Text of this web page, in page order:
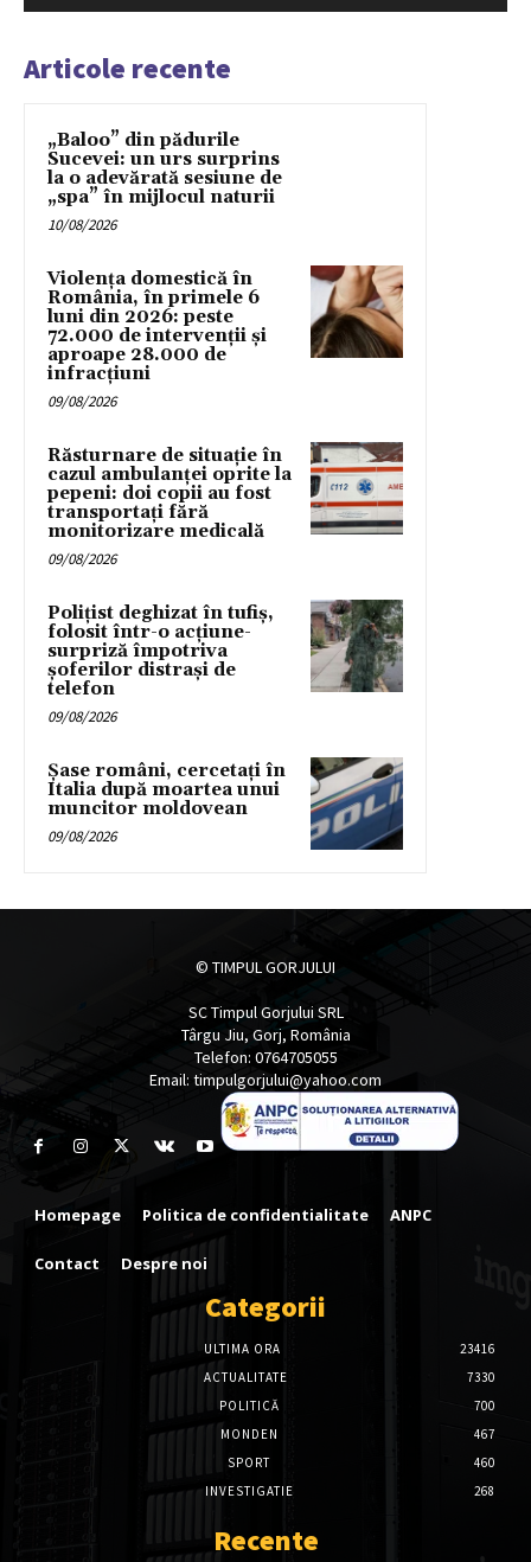
Articole recente
„Baloo” din pădurile
Sucevei: un urs surprins
la o adevărată sesiune de
„spa” în mijlocul naturii
10/08/2026
Violența domestică în
România, în primele 6
luni din 2026: peste
72.000 de intervenții și
aproape 28.000 de
infracțiuni
09/08/2026
Răsturnare de situație în
cazul ambulanței oprite la
pepeni: doi copii au fost
transportați fără
monitorizare medicală
09/08/2026
Polițist deghizat în tufiș,
folosit într-o acțiune-
surpriză împotriva
șoferilor distrași de
telefon
09/08/2026
Șase români, cercetați în
Italia după moartea unui
muncitor moldovean
09/08/2026
© TIMPUL GORJULUI
SC Timpul Gorjului SRL
Târgu Jiu, Gorj, România
Telefon: 0764705055
Email: timpulgorjului@yahoo.com
Homepage Politica de confidentialitate ANPC
Contact Despre noi
Categorii
ULTIMA ORA
23416
ACTUALITATE
7330
POLITICĂ
700
MONDEN
467
SPORT
460
INVESTIGATIE
268
Recente